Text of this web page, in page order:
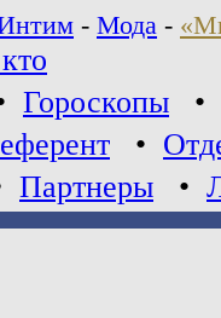
- Мода -
Гороскопы •
•
Партнеры •